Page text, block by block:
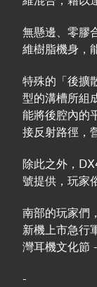
無懸邊、零膠
維樹脂機身，
特殊的「後擴
型的溝槽所組
能將後腔內的
接反射路徑，
除此之外，
號提供，玩家
南部的玩家們
新機上市急行
灣耳機文化節
-